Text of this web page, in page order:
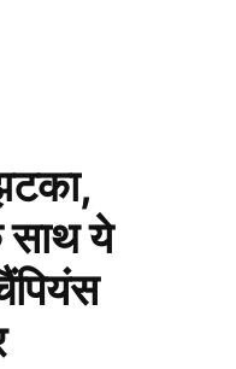
साथ ये